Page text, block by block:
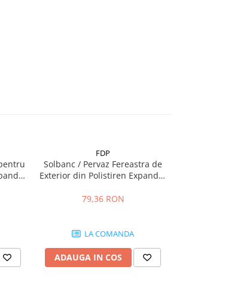
FDP
Solbanc / Pervaz Fereastra de
Exterior din Polistiren Expandat
x 70mm, Lungime 2m
79,36 RON
LA COMANDA
ADAUGA IN COS